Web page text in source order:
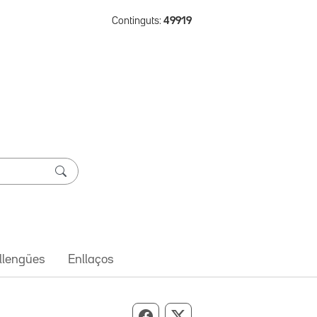
Continguts: 49919
Enllaços